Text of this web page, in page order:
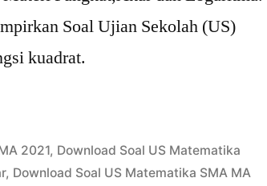
Soal Ujian Sekolah (US)
kuadrat.
2021, Download Soal US Matematika
, Download Soal US Matematika SMA MA